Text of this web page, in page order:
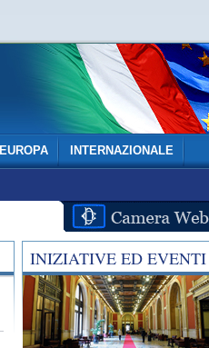
EUROPA INTERNAZIONALE
INIZIATIVE ED EVENTI